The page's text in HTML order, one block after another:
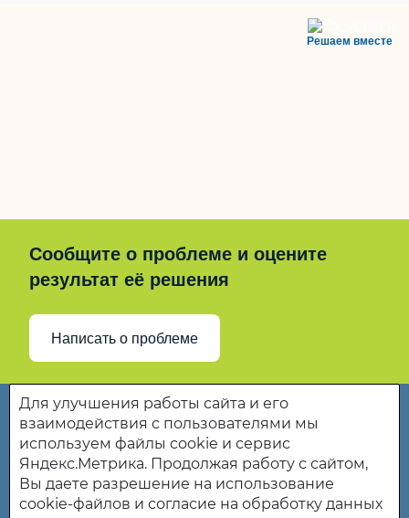
Решаем вместе
Сообщите о проблеме и оцените
результат её решения
Написать о проблеме
Государственное бюджетное учреждение
Пензенской области «Комплексный центр
социального обслуживания населения
Колышлейского района" (ГБУ ПО "КЦСОН
Колышлейского района")
Для улучшения работы сайта и его
взаимодействия с пользователями мы
используем файлы cookie и сервис
Яндекс.Метрика. Продолжая работу с сайтом,
Вы даете разрешение на использование
cookie-файлов и согласие на обработку данных